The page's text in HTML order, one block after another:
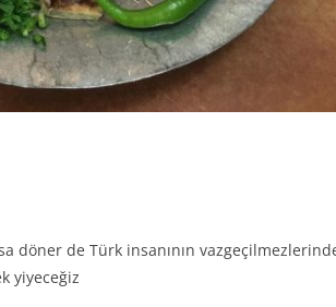
döner de Türk insanının
yiyeceğiz